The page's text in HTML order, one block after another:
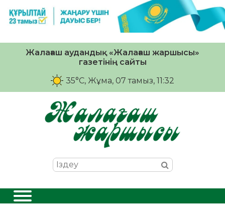
Жалағаш аудандық «Жалағаш жаршысы»
газетінің сайты
35°C, Жұма, 07 тамыз, 11:32